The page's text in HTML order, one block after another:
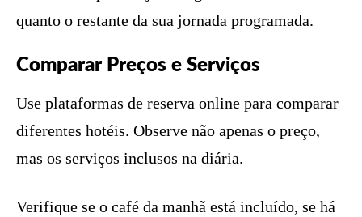
quanto o restante da sua jornada programada.
Comparar Preços e Serviços
Use plataformas de reserva online para comparar
diferentes hotéis. Observe não apenas o preço,
mas os serviços inclusos na diária.
Verifique se o café da manhã está incluído, se há